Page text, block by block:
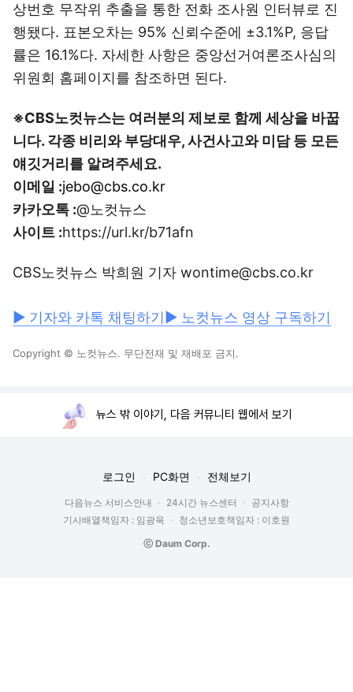
상번호 무작위 추출을 통한 전화 조사원 인터뷰로 진
행됐다. 표본오차는 95% 신뢰수준에 ±3.1%P, 응답
률은 16.1%다. 자세한 사항은 중앙선거여론조사심의
위원회 홈페이지를 참조하면 된다.
※CBS노컷뉴스는 여러분의 제보로 함께 세상을 바꿉
니다. 각종 비리와 부당대우, 사건사고와 미담 등 모든
얘깃거리를 알려주세요.
이메일 :jebo@cbs.co.kr
카카오톡 :@노컷뉴스
사이트 :https://url.kr/b71afn
CBS노컷뉴스 박희원 기자 wontime@cbs.co.kr
▶ 기자와 카톡 채팅하기 ▶ 노컷뉴스 영상 구독하기
Copyright © 노컷뉴스. 무단전재 및 재배포 금지.
뉴스 밖 이야기, 다음 커뮤니티 웹에서 보기
로그인 PC화면 전체보기
다음뉴스 서비스안내 24시간 뉴스센터
공지사항
기사배열책임자 : 임광욱
청소년보호책임자 : 이호원
ⓒ Daum Corp.